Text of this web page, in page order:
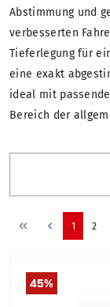
Abstimmung und
verbesserten
Tieferlegung für
eine exakt
ideal mit
Bereich der
1 2
45%